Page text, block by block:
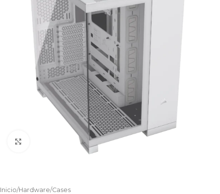
Clic para ampliar
Inicio/Hardware/Cases